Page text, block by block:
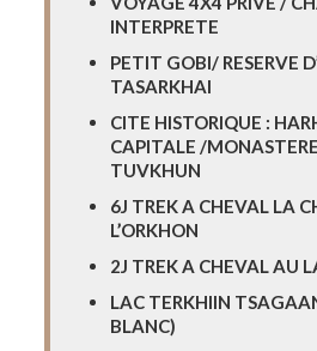
INTERPRETE
PETIT GOBI/ RESERVE
TASARKHAI
CITE HISTORIQUE :
CAPITALE /
TUVKHUN
6J TREK A CHEVAL LA
L’ORKHON
2J TREK A CHEVAL AU
LAC TERKHIIN
BLANC)